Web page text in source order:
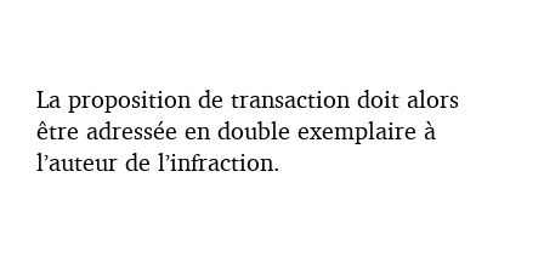
La proposition de transaction doit alors
être adressée en double exemplaire à
l’auteur de l’infraction.